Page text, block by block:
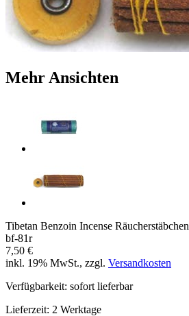
Mehr Ansichten
Tibetan Benzoin Incense Räucherstäbchen
bf-81r
7,50 €
inkl. 19% MwSt., zzgl. Versandkosten
Verfügbarkeit: sofort lieferbar
Lieferzeit: 2 Werktage